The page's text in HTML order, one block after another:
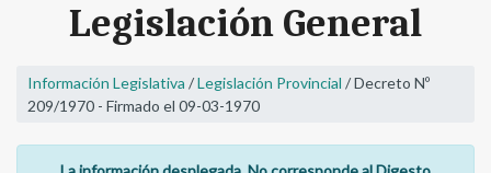
Legislación General
Información Legislativa /Legislación Provincial / Decreto Nº
209/1970 - Firmado el 09-03-1970